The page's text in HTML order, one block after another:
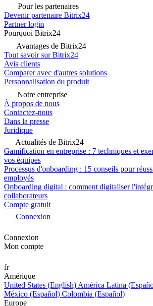
Pour les partenaires
Devenir partenaire Bitrix24
Partner login
Pourquoi Bitrix24
Avantages de Bitrix24
Tout savoir sur Bitrix24
Avis clients
Comparer avec d'autres solutions
Personnalisation du produit
Notre entreprise
À propos de nous
Contactez-nous
Dans la presse
Juridique
Actualités de Bitrix24
Gamification en entreprise : 7 techniques et
vos équipes
Processus d'onboarding : 15 conseils pour
employés
Onboarding digital : comment digitaliser
collaborateurs
Compte gratuit
Connexion
Connexion
Mon compte
fr
Amérique
United States (English) América Latina
México (Español) Colombia (Español)
Europe